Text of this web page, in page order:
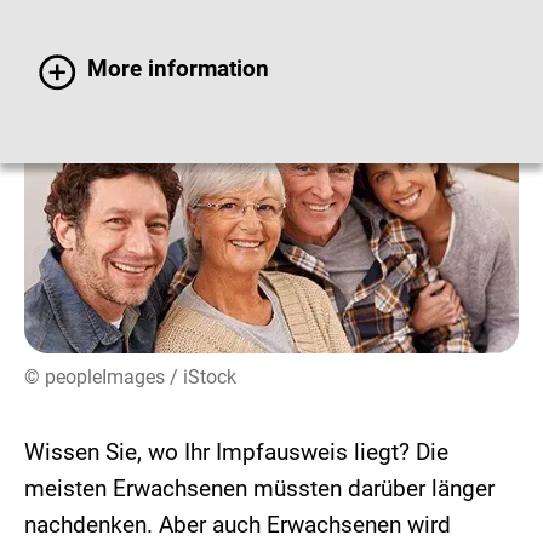
More information
© peopleImages / iStock
Wissen Sie, wo Ihr Impfausweis liegt? Die
meisten Erwachsenen müssten darüber länger
nachdenken. Aber auch Erwachsenen wird